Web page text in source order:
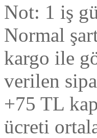
Not: 1 iş
Normal
kargo ile
verilen
+75 TL
ücreti